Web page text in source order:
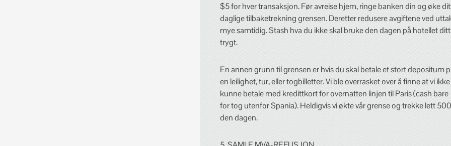
$5 for hver transaksjon. Før avreise hjem, ringe banken din og øke
daglige tilbaketrekning grensen. Deretter redusere avgiftene ved
mye samtidig. Stash hva du ikke skal bruke den dagen på hotellet ditt
trygt.
En annen grunn til grensen er hvis du skal betale et stort depositum
en leilighet, tur, eller togbilletter. Vi ble overrasket over å finne at vi ikke
kunne betale med kredittkort for overnatten linjen til Paris (cash bare
for tog utenfor Spania). Heldigvis vi økte vår grense og trekke lett
den dagen.